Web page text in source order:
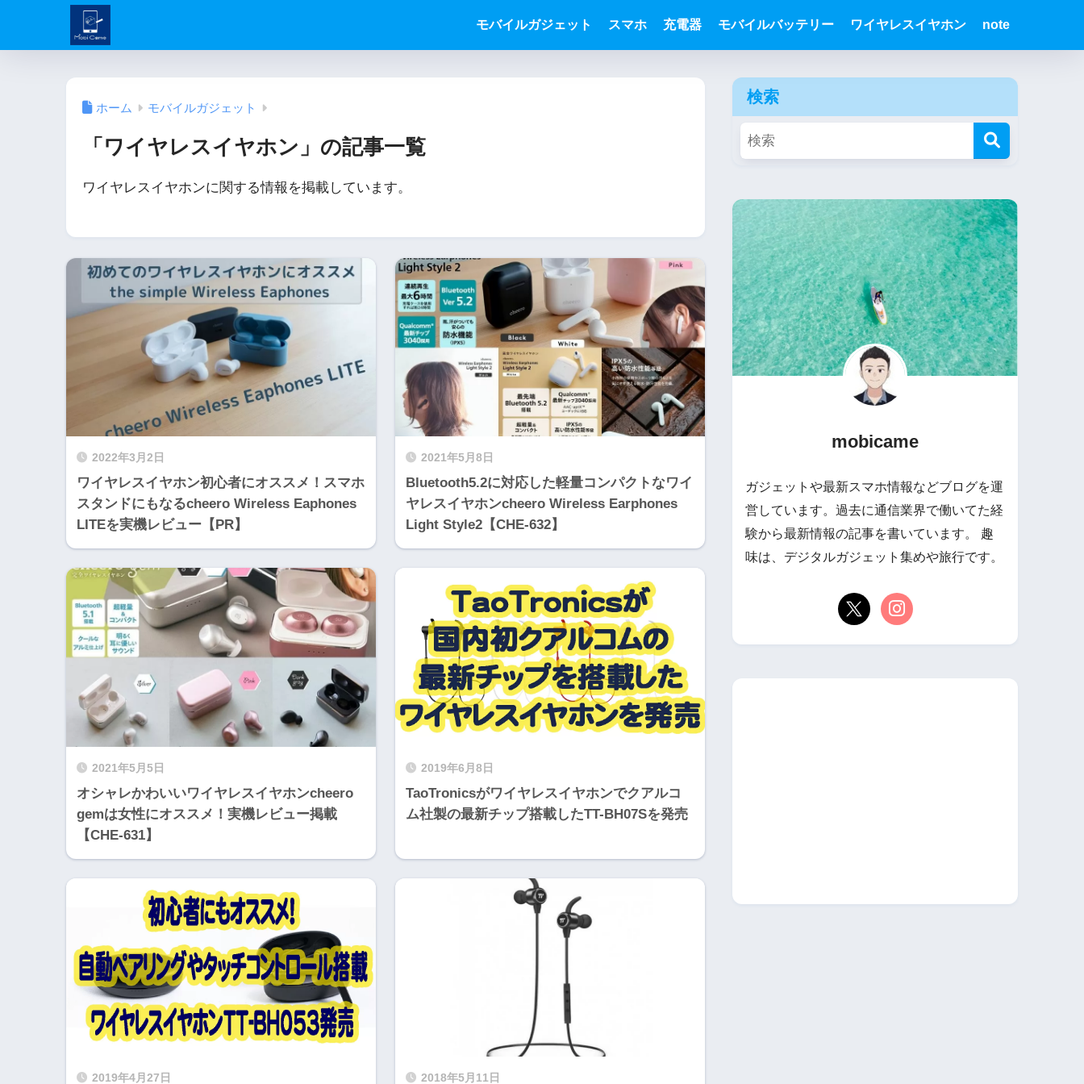
モバイルガジェット スマホ 充電器 モバイルバッテリー ワイヤレスイヤホン note
ホーム モバイルガジェット
「ワイヤレスイヤホン」の記事一覧
ワイヤレスイヤホンに関する情報を掲載しています。
2022年3月2日
ワイヤレスイヤホン初心者にオススメ！スマホ
スタンドにもなるcheero Wireless Eaphones
LITEを実機レビュー【PR】
2021年5月8日
Bluetooth5.2に対応した軽量コンパクトなワイ
ヤレスイヤホンcheero Wireless Earphones
Light Style2【CHE-632】
2021年5月5日
オシャレかわいいワイヤレスイヤホンcheero
gemは女性にオススメ！実機レビュー掲載
【CHE-631】
2019年6月8日
TaoTronicsがワイヤレスイヤホンでクアルコ
ム社製の最新チップ搭載したTT-BH07Sを発売
2019年4月27日 2018年5月11日
検索
mobicame
ガジェットや最新スマホ情報などブログを運
営しています。過去に通信業界で働いてた経
験から最新情報の記事を書いています。 趣
味は、デジタルガジェット集めや旅行です。